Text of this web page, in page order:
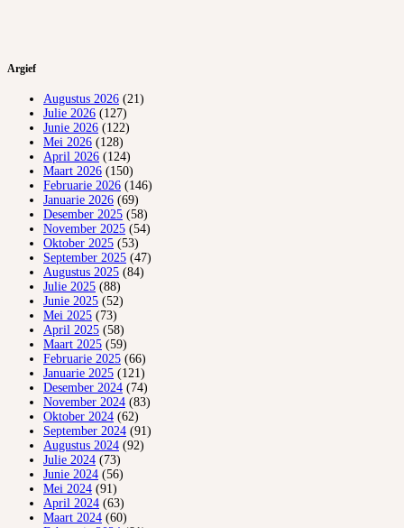
Argief
Augustus 2026 (21)
Julie 2026 (127)
Junie 2026 (122)
Mei 2026 (128)
April 2026 (124)
Maart 2026 (150)
Februarie 2026 (146)
Januarie 2026 (69)
Desember 2025 (58)
November 2025 (54)
Oktober 2025 (53)
September 2025 (47)
Augustus 2025 (84)
Julie 2025 (88)
Junie 2025 (52)
Mei 2025 (73)
April 2025 (58)
Maart 2025 (59)
Februarie 2025 (66)
Januarie 2025 (121)
Desember 2024 (74)
November 2024 (83)
Oktober 2024 (62)
September 2024 (91)
Augustus 2024 (92)
Julie 2024 (73)
Junie 2024 (56)
Mei 2024 (91)
April 2024 (63)
Maart 2024 (60)